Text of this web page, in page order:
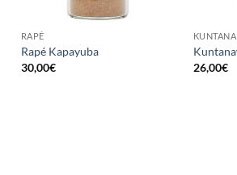
RAPÉ
Rapé Kapayuba
30,00€
26,00€